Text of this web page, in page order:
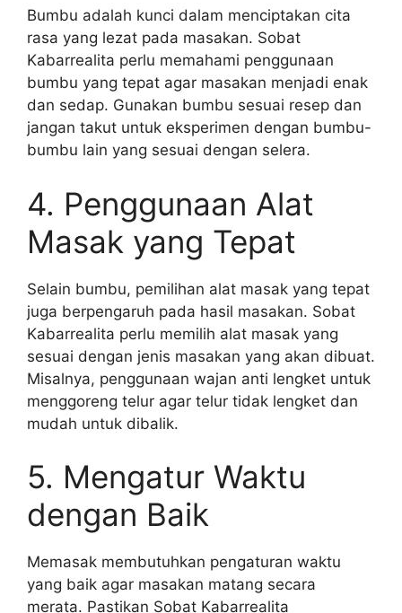
Bumbu adalah kunci dalam menciptakan cita
rasa yang lezat pada masakan. Sobat
Kabarrealita perlu memahami penggunaan
bumbu yang tepat agar masakan menjadi enak
dan sedap. Gunakan bumbu sesuai resep dan
jangan takut untuk eksperimen dengan bumbu-
bumbu lain yang sesuai dengan selera.
4. Penggunaan Alat
Masak yang Tepat
Selain bumbu, pemilihan alat masak yang tepat
juga berpengaruh pada hasil masakan. Sobat
Kabarrealita perlu memilih alat masak yang
sesuai dengan jenis masakan yang akan dibuat.
Misalnya, penggunaan wajan anti lengket untuk
menggoreng telur agar telur tidak lengket dan
mudah untuk dibalik.
5. Mengatur Waktu
dengan Baik
Memasak membutuhkan pengaturan waktu
yang baik agar masakan matang secara
merata. Pastikan Sobat Kabarrealita